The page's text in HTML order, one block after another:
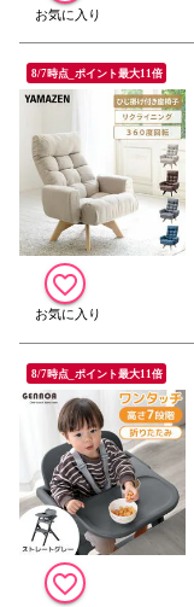
8/7時点_ポイント最大11倍
8/7時点_ポイント最大11倍